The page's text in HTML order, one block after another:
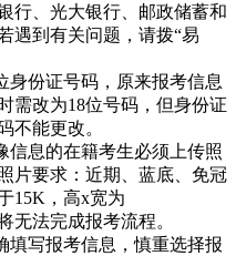
行、光大银行、邮政储蓄和
遇到有关问题，请拨“易
份证号码，原来报考信息
需改为18位号码，但身份证
不能更改。
息的在籍考生必须上传照
片要求：近期、蓝底、免冠
15K，高x宽为
无法完成报考流程。
写报考信息，慎重选择报